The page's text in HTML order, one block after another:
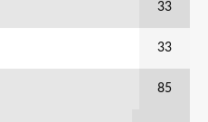
33
33
85